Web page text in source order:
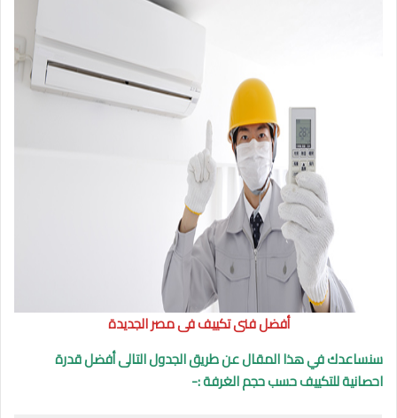
أفضل فنى تكييف فى مصر الجديدة
سنساعدك في هذا المقال عن طريق الجدول التالى أفضل قدرة
احصانية للتكييف حسب حجم الغرفة :-